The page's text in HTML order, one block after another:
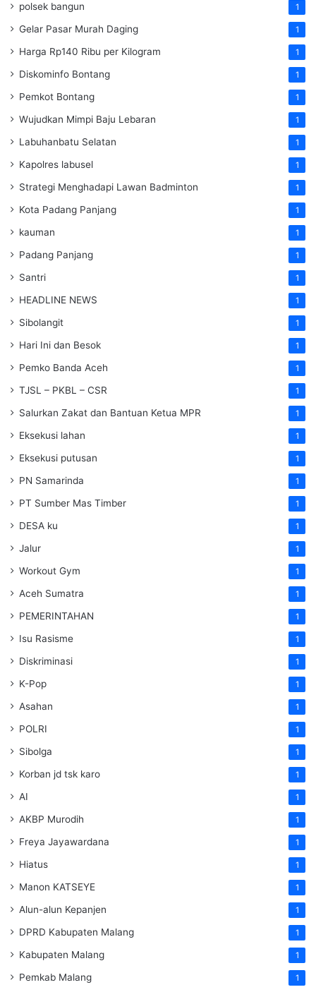
polsek bangun 1
Gelar Pasar Murah Daging 1
Harga Rp140 Ribu per Kilogram 1
Diskominfo Bontang 1
Pemkot Bontang 1
Wujudkan Mimpi Baju Lebaran 1
Labuhanbatu Selatan 1
Kapolres labusel 1
Strategi Menghadapi Lawan Badminton 1
Kota Padang Panjang 1
kauman 1
Padang Panjang 1
Santri 1
HEADLINE NEWS 1
Sibolangit 1
Hari Ini dan Besok 1
Pemko Banda Aceh 1
TJSL – PKBL – CSR 1
Salurkan Zakat dan Bantuan Ketua MPR 1
Eksekusi lahan 1
Eksekusi putusan 1
PN Samarinda 1
PT Sumber Mas Timber 1
DESA ku 1
Jalur 1
Workout Gym 1
Aceh Sumatra 1
PEMERINTAHAN 1
Isu Rasisme 1
Diskriminasi 1
K-Pop 1
Asahan 1
POLRI 1
Sibolga 1
Korban jd tsk karo 1
AI 1
AKBP Murodih 1
Freya Jayawardana 1
Hiatus 1
Manon KATSEYE 1
Alun-alun Kepanjen 1
DPRD Kabupaten Malang 1
Kabupaten Malang 1
Pemkab Malang 1